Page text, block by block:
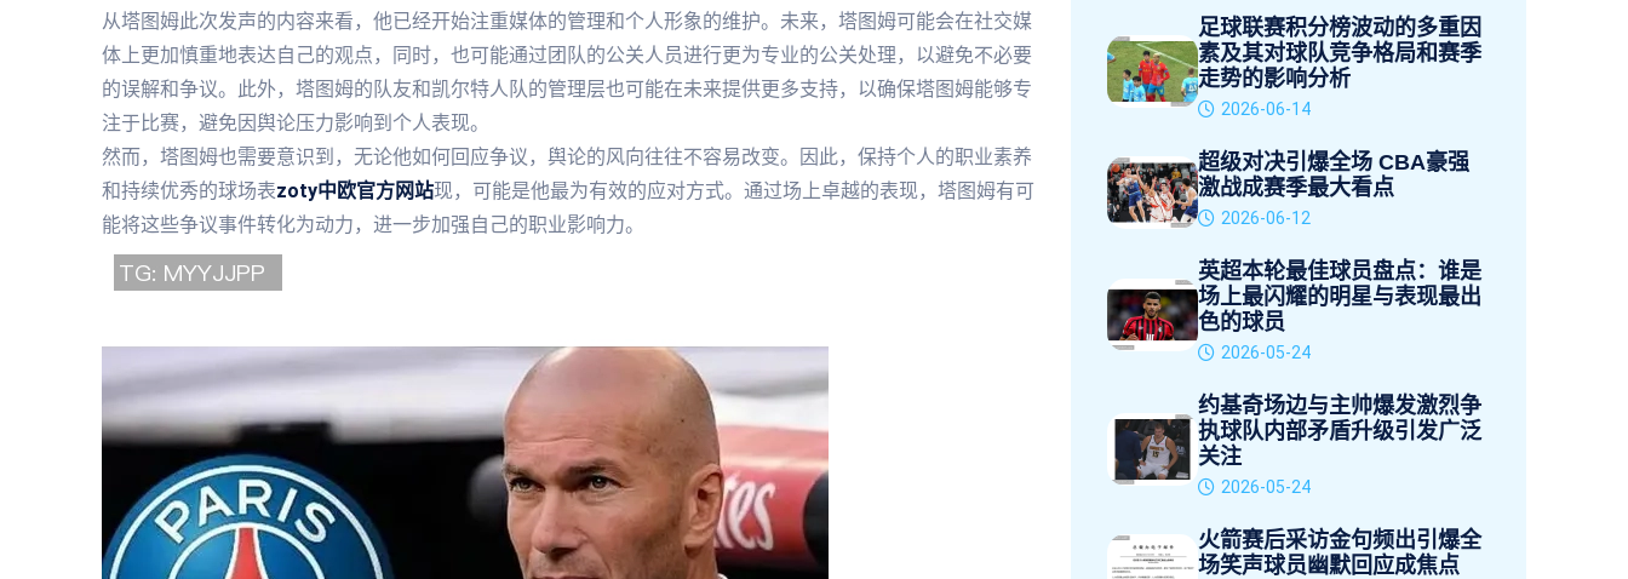
从塔图姆此次发声的内容来看，他已经开始注重媒体的管理和个人形象的维护。未来，塔图姆可能会在社交媒
体上更加慎重地表达自己的观点，同时，也可能通过团队的公关人员进行更为专业的公关处理，以避免不必要
的误解和争议。此外，塔图姆的队友和凯尔特人队的管理层也可能在未来提供更多支持，以确保塔图姆能够专
注于比赛，避免因舆论压力影响到个人表现。
然而，塔图姆也需要意识到，无论他如何回应争议，舆论的风向往往不容易改变。因此，保持个人的职业素养
和持续优秀的球场表zoty中欧官方网站现，可能是他最为有效的应对方式。通过场上卓越的表现，塔图姆有可
能将这些争议事件转化为动力，进一步加强自己的职业影响力。
足球联赛积分榜波动的多重因
素及其对球队竞争格局和赛季
走势的影响分析
2026-06-14
超级对决引爆全场 CBA豪强
激战成赛季最大看点
2026-06-12
英超本轮最佳球员盘点：谁是
场上最闪耀的明星与表现最出
色的球员
2026-05-24
约基奇场边与主帅爆发激烈争
执球队内部矛盾升级引发广泛
关注
2026-05-24
火箭赛后采访金句频出引爆全
场笑声球员幽默回应成焦点